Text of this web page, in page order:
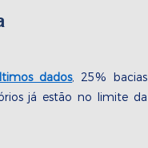
dados, 25% bacias
já estão no limite da